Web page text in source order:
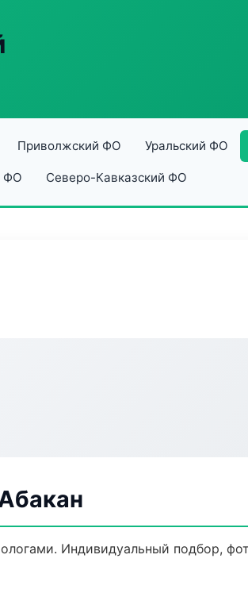
Приволжский ФО Уральский ФО
ФО Северо-Кавказский ФО
Индивидуальный подбор,